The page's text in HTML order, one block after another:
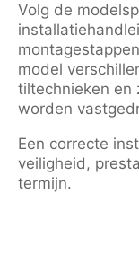
Volg de
model
tiltechnieken en
worden
Een correcte
veiligheid,
termijn.